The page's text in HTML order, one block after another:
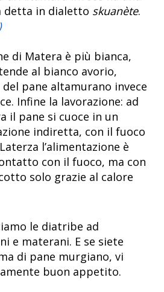
detta in dialetto skuanète.
di Matera è più bianca,
al bianco avorio,
pane altamurano invece
Infine la lavorazione: ad
il pane si cuoce in un
indiretta, con il fuoco
l’alimentazione è
con il fuoco, ma con
solo grazie al calore
le diatribe ad
e materani. E se siete
di pane murgiano, vi
buon appetito.